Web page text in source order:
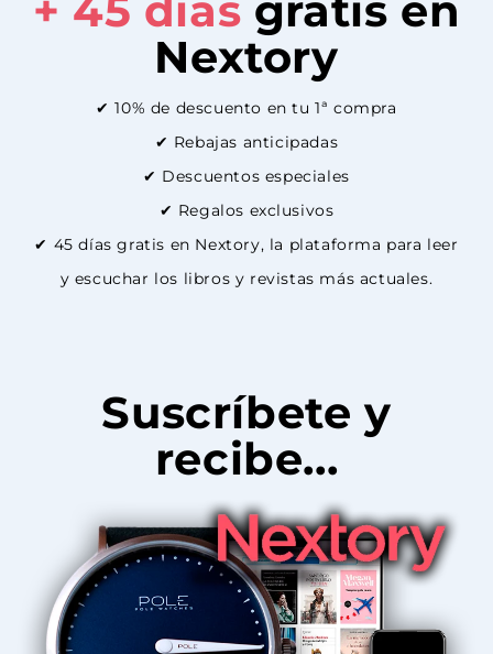
Suscríbete y
recibe...
Nextory
✔ 10% de descuento en tu 1ª compra
✔ Rebajas anticipadas
✔ Descuentos especiales
✔ Regalos exclusivos
✔ 45 días gratis en Nextory, la plataforma para leer
y escuchar los libros y revistas más actuales.